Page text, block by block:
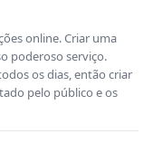
online. Criar uma
poderoso serviço.
os dias, então criar
pelo público e os